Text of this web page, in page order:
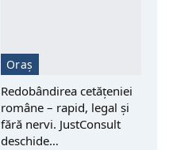
Oraș
Redobândirea cetățeniei
române – rapid, legal și
fără nervi. JustConsult
deschide…